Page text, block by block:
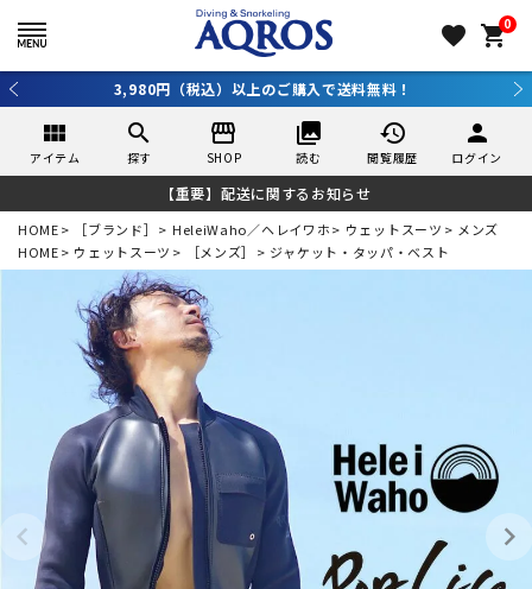
favorite 0
shopping_cart
新規アプリ会員登録で10％OFF！詳しくはコチラ ＞
view_module
アイテム
search
探す
storefront
SHOP
collections
読む
history
閲覧履歴
person
ログイン
【重要】配送に関するお知らせ
HOME ［ブランド］ HeleiWaho／ヘレイワホ ウェットスーツ
メンズ
HOME
ウェットスーツ ［メンズ］ ジャケット・タッパ・ベスト